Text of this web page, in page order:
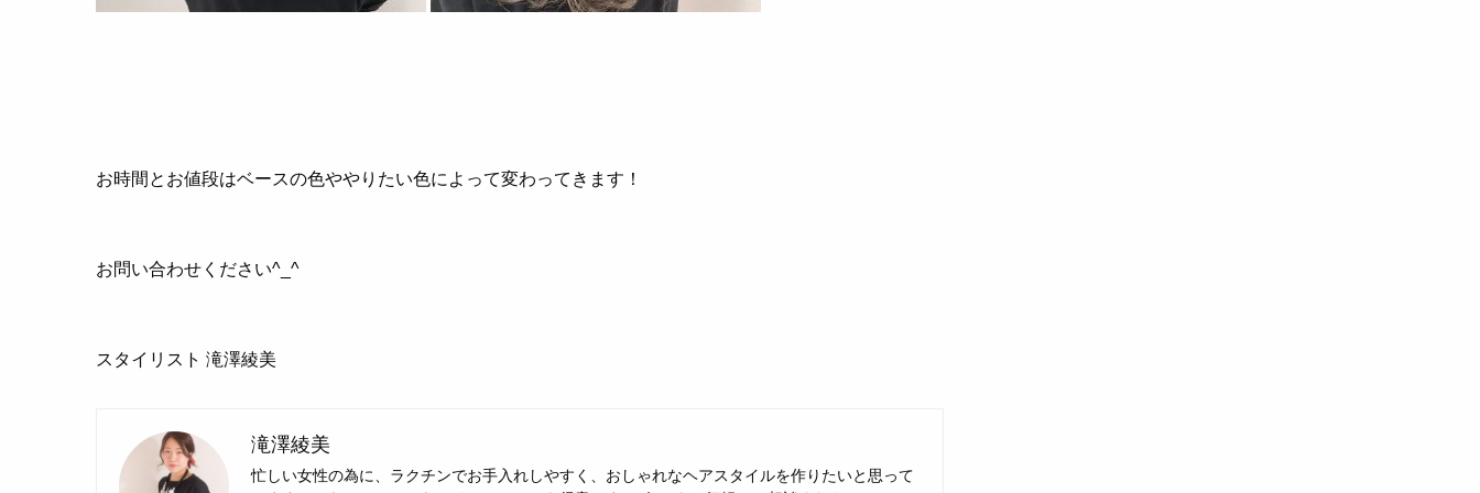
お時間とお値段はベースの色ややりたい色によって変わってきます！
お問い合わせください^_^
スタイリスト 滝澤綾美
滝澤綾美
忙しい女性の為に、ラクチンでお手入れしやすく、おしゃれなヘアスタイルを作りたいと思って